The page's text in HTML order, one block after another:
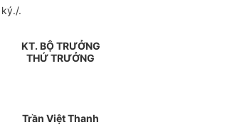
.
KT. BỘ TRƯỞNG
THỨ TRƯỞNG
Trần Việt Thanh